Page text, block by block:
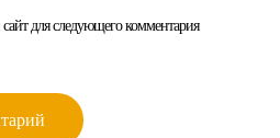
для следующего комментария